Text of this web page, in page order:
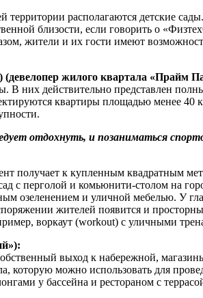
располагаются детские
близости, если говорить о
жители и их гости имеют
жилого квартала «Прайм
них действительно представлен
квартиры площадью менее
отдохнуть, и позаниматься
получает к купленным квадратным
перголой и комьюнити-столом на
озеленением и уличной мебелью. У
жителей появится и
воркаут (workout) с уличными
выход к набережной,
можно использовать для
у бассейна и рестораном с